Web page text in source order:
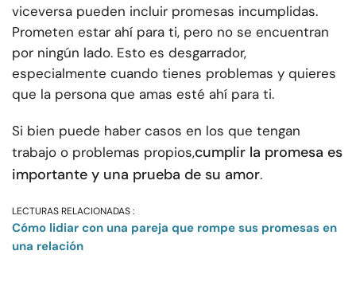
viceversa pueden incluir promesas incumplidas.
Prometen estar ahí para ti, pero no se encuentran
por ningún lado. Esto es desgarrador,
especialmente cuando tienes problemas y quieres
que la persona que amas esté ahí para ti.
Si bien puede haber casos en los que tengan
trabajo o problemas propios,cumplir la promesa es
importante y una prueba de su amor.
LECTURAS RELACIONADAS :
Cómo lidiar con una pareja que rompe sus promesas en
una relación